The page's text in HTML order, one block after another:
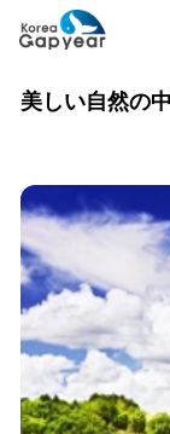
美しい自然の